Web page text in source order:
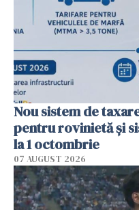
Nou sistem de
pentru rovinietă şi
la 1 octombrie
07 AUGUST 2026